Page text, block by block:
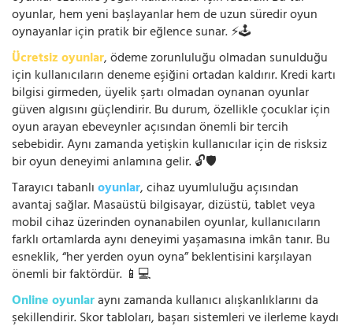
oyunlar, hem yeni başlayanlar hem de uzun süredir oyun
oynayanlar için pratik bir eğlence sunar. ⚡🕹️
Ücretsiz oyunlar, ödeme zorunluluğu olmadan sunulduğu
için kullanıcıların deneme eşiğini ortadan kaldırır. Kredi kartı
bilgisi girmeden, üyelik şartı olmadan oynanan oyunlar
güven algısını güçlendirir. Bu durum, özellikle çocuklar için
oyun arayan ebeveynler açısından önemli bir tercih
sebebidir. Aynı zamanda yetişkin kullanıcılar için de risksiz
bir oyun deneyimi anlamına gelir. 🔓🛡️
Tarayıcı tabanlıoyunlar, cihaz uyumluluğu açısından
avantaj sağlar. Masaüstü bilgisayar, dizüstü, tablet veya
mobil cihaz üzerinden oynanabilen oyunlar, kullanıcıların
farklı ortamlarda aynı deneyimi yaşamasına imkân tanır. Bu
esneklik, “her yerden oyun oyna” beklentisini karşılayan
önemli bir faktördür. 📱💻
Online oyunlaraynı zamanda kullanıcı alışkanlıklarını da
şekillendirir. Skor tabloları, başarı sistemleri ve ilerleme kaydı